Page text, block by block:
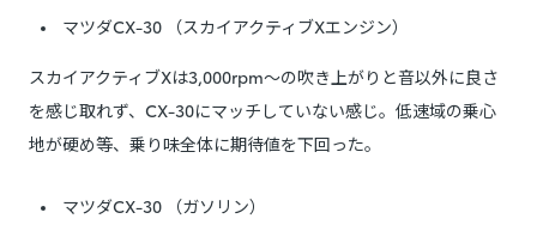
マツダCX-30 （スカイアクティブXエンジン）
スカイアクティブXは3,000rpm～の吹き上がりと音以外に良さ
を感じ取れず、CX-30にマッチしていない感じ。低速域の乗心
地が硬め等、乗り味全体に期待値を下回った。
マツダCX-30 （ガソリン）